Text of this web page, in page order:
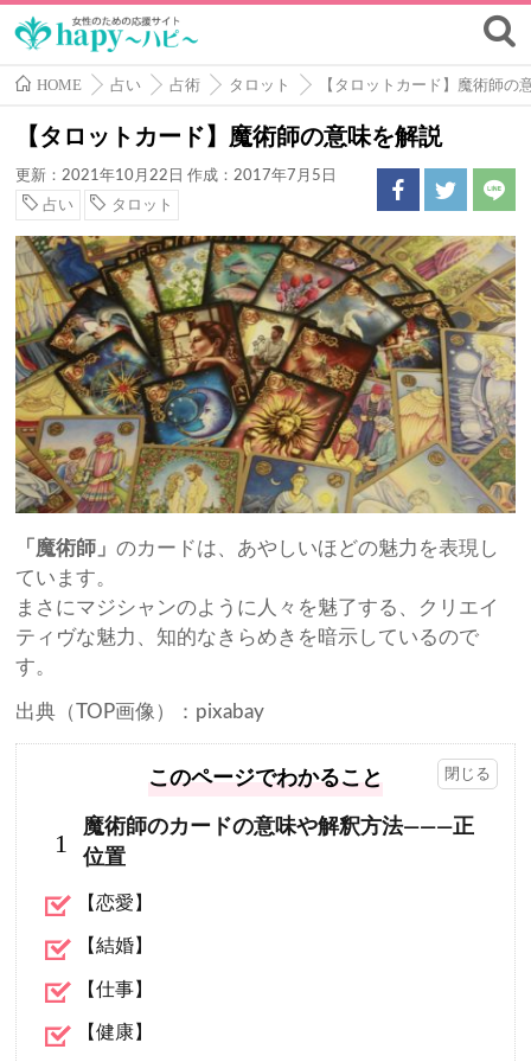
HOME 占い 占術 タロット 【タロットカード】魔術師の
【タロットカード】魔術師の意味を解説
更新：2021年10月22日 作成：2017年7月5日
占い
タロット
「魔術師」のカードは、あやしいほどの魅力を表現し
ています。
まさにマジシャンのように人々を魅了する、クリエイ
ティヴな魅力、知的なきらめきを暗示しているので
す。
出典（TOP画像）：pixabay
このページでわかること
1
魔術師のカードの意味や解釈方法―――正
位置
【恋愛】
【結婚】
【仕事】
【健康】